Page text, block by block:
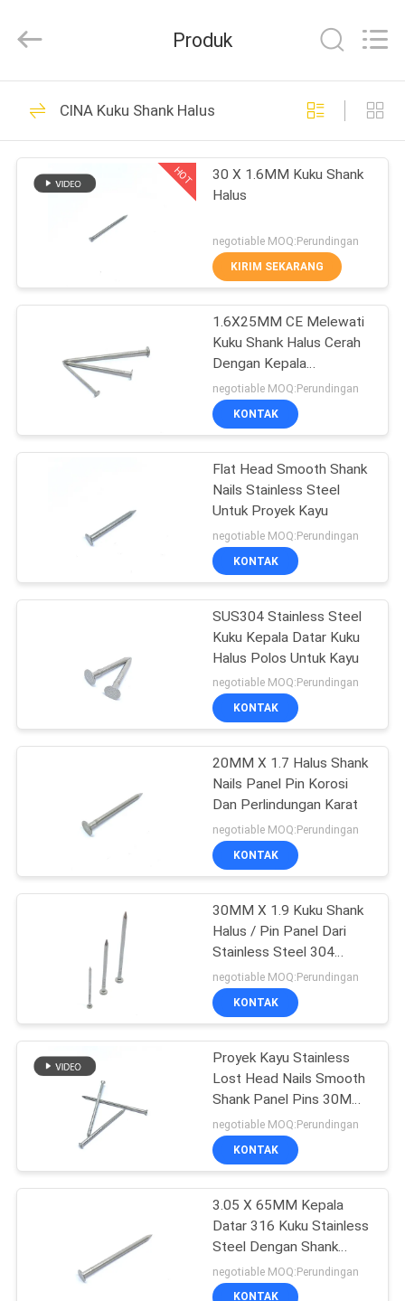
RUMAH
PRODUK
TENTANG
TUR
KONTROL
PENAWARAN
POLICY
Business
License.
Reserved.
Kuku Baja Tahan
Karat
51
Kuku Kepala Plastik
54
Kuku Cincin Shank
Kuku Betis Sekrup
14
Kuku Kepala Datar
16
Putar Kuku Shank
13
Produk
CINA Kuku Shank Halus
HOT
30 X 1.6MM Kuku Shank
Halus
negotiable MOQ:Perundingan
KIRIM SEKARANG
1.6X25MM CE Melewati
Kuku Shank Halus Cerah
Dengan Kepala
Countersunk
negotiable MOQ:Perundingan
KONTAK
Flat Head Smooth Shank
Nails Stainless Steel
Untuk Proyek Kayu
negotiable MOQ:Perundingan
KONTAK
SUS304 Stainless Steel
Kuku Kepala Datar Kuku
Halus Polos Untuk Kayu
negotiable MOQ:Perundingan
KONTAK
20MM X 1.7 Halus Shank
Nails Panel Pin Korosi
Dan Perlindungan Karat
negotiable MOQ:Perundingan
KONTAK
30MM X 1.9 Kuku Shank
Halus / Pin Panel Dari
Stainless Steel 304
Grade
negotiable MOQ:Perundingan
KONTAK
Proyek Kayu Stainless
Lost Head Nails Smooth
Shank Panel Pins 30MM
X 1.6
negotiable MOQ:Perundingan
KONTAK
3.05 X 65MM Kepala
Datar 316 Kuku Stainless
Steel Dengan Shank
Cerah Polos
negotiable MOQ:Perundingan
KONTAK